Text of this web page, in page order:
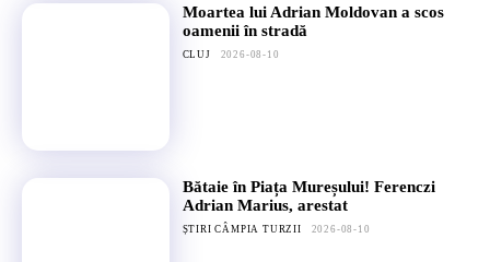
Moartea lui Adrian Moldovan a scos
oamenii în stradă
CLUJ 2026-08-10
Bătaie în Piața Mureșului! Ferenczi
Adrian Marius, arestat
ȘTIRI CÂMPIA TURZII 2026-08-10